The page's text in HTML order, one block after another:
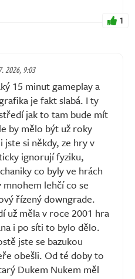
1
2026, 9:03
15 minut gameplay a
je fakt slabá. I ty
jak to tam bude mít
by mělo být už roky
si někdy, ze hry v
ignorují fyziku,
co byly ve hrách
mnohem lehčí co se
řízený downgrade.
už měla v roce 2001 hra
i po síti to bylo dělo.
jste se bazukou
obešli. Od té doby to
Dukem Nukem měl